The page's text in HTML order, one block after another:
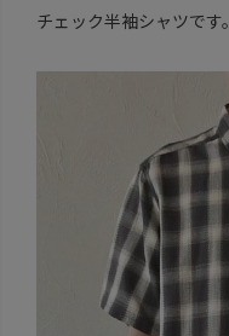
チェック半袖シャツです。